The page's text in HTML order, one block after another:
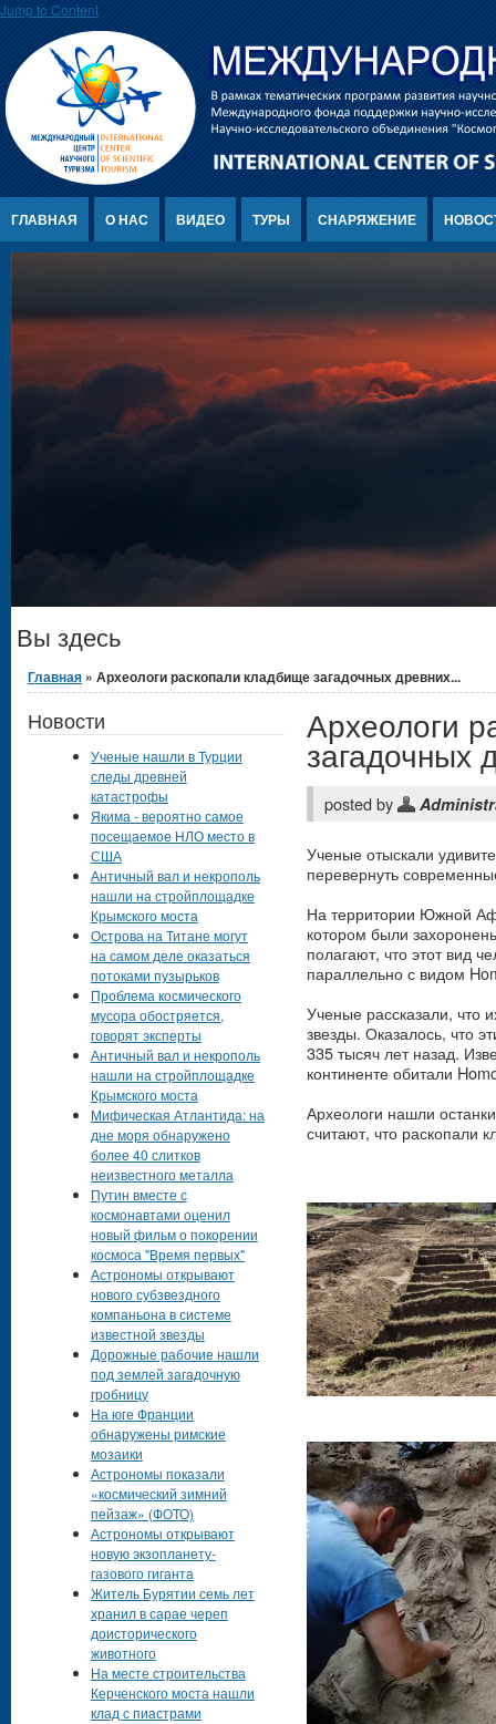
Jump to Content
ГЛАВНАЯ О НАС ВИДЕО ТУРЫ СНАРЯЖЕНИЕ
Вы здесь
Главная » Археологи раскопали кладбище загадочных древних...
Археологи
загадочных
posted by
Ученые отыскали
перевернуть
На территории Южной
котором были
полагают, что этот вид
параллельно с видом
Ученые рассказали, что
звезды. Оказалось, что
335 тысяч лет назад.
континенте обитали
Археологи нашли
считают, что раскопали
Новости
Ученые нашли в Турции
следы древней
катастрофы
Якима - вероятно самое
посещаемое НЛО место в
США
Античный вал и некрополь
нашли на стройплощадке
Крымского моста
Острова на Титане могут
на самом деле оказаться
потоками пузырьков
Проблема космического
мусора обостряется,
говорят эксперты
Античный вал и некрополь
нашли на стройплощадке
Крымского моста
Мифическая Атлантида: на
дне моря обнаружено
более 40 слитков
неизвестного металла
Путин вместе с
космонавтами оценил
новый фильм о покорении
космоса "Время первых"
Астрономы открывают
нового субзвездного
компаньона в системе
известной звезды
Дорожные рабочие нашли
под землей загадочную
гробницу
На юге Франции
обнаружены римские
мозаики
Астрономы показали
«космический зимний
пейзаж» (ФОТО)
Астрономы открывают
новую экзопланету-
газового гиганта
Житель Бурятии семь лет
хранил в сарае череп
доисторического
животного
На месте строительства
Керченского моста нашли
клад с пиастрами